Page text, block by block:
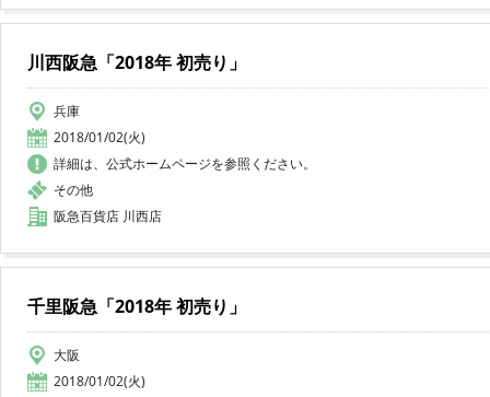
川西阪急「2018年 初売り」
兵庫
2018/01/02(火)
詳細は、公式ホームページを参照ください。
その他
阪急百貨店 川西店
千里阪急「2018年 初売り」
大阪
2018/01/02(火)